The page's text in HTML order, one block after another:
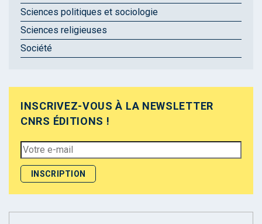
Sciences politiques et sociologie
Sciences religieuses
Société
INSCRIVEZ-VOUS À LA NEWSLETTER
CNRS ÉDITIONS !